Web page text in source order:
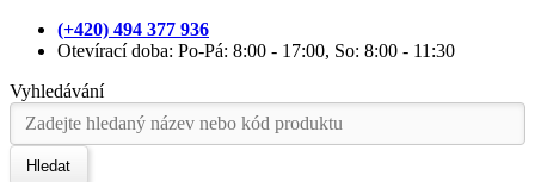
(+420) 494 377 936
Otevírací doba: Po-Pá: 8:00 - 17:00, So: 8:00 - 11:30
Vyhledávání
Hledat